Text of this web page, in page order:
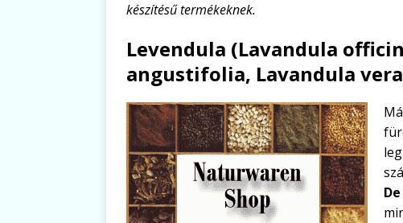
készítésű termékeknek.
Levendula (Lavandula
angustifolia, Lavandula